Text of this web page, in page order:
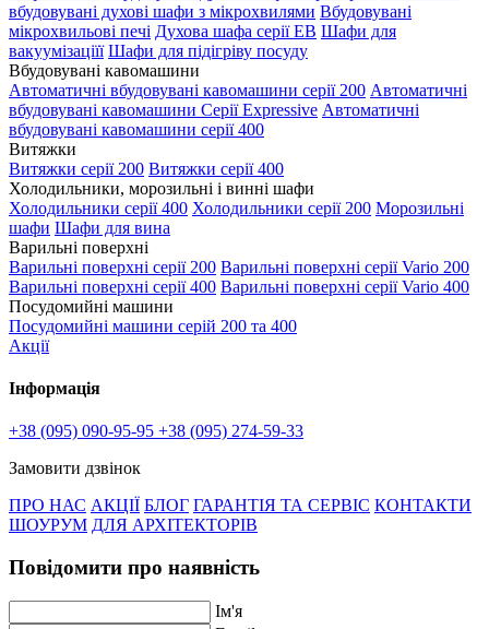
вбудовувані духові шафи з мікрохвилями Вбудовувані
мікрохвильові печі Духова шафа серії EB Шафи для
вакуумізаціїї Шафи для підігріву посуду
Вбудовувані кавомашини
Автоматичні вбудовувані кавомашини серії 200 Автоматичні
вбудовувані кавомашини Серії Expressive Автоматичні
вбудовувані кавомашини серії 400
Витяжки
Витяжки серії 200 Витяжки серії 400
Холодильники, морозильні і винні шафи
Холодильники серії 400 Холодильники серії 200 Морозильні
шафи Шафи для вина
Варильні поверхні
Варильні поверхні серії 200 Варильні поверхні серії Vario 200
Варильні поверхні серії 400 Варильні поверхні серії Vario 400
Посудомийні машини
Посудомийні машини серій 200 та 400
Акції
Інформація
+38 (095) 090-95-95 +38 (095) 274-59-33
Замовити дзвінок
ПРО НАС АКЦІЇ БЛОГ ГАРАНТІЯ ТА СЕРВІС КОНТАКТИ
ШОУРУМ ДЛЯ АРХІТЕКТОРІВ
Повідомити про наявність
Ім'я